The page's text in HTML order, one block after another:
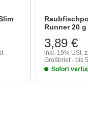
-
Runner 20 g
3,89 €
inkl. 19% USt.
Großbrief - bis
Sofort